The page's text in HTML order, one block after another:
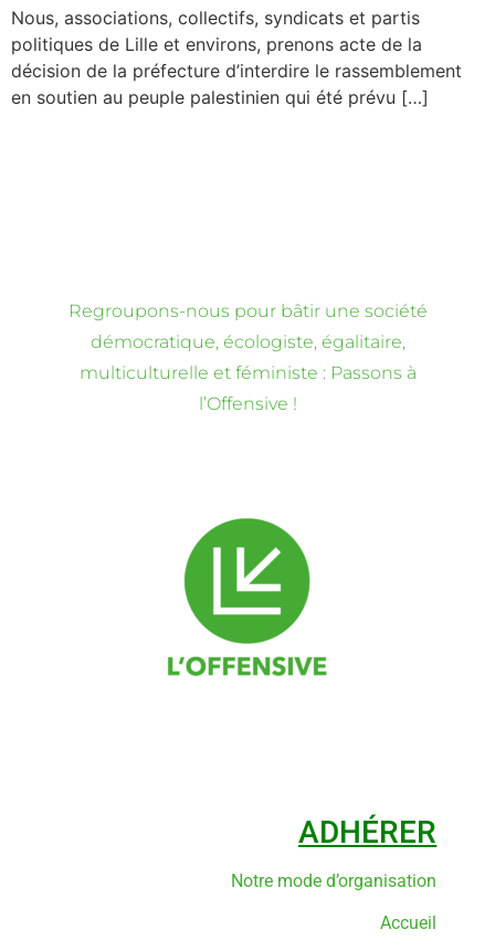
Nous, associations, collectifs, syndicats et partis
politiques de Lille et environs, prenons acte de la
décision de la préfecture d’interdire le rassemblement
en soutien au peuple palestinien qui été prévu […]
Regroupons-nous pour bâtir une société
démocratique, écologiste, égalitaire,
multiculturelle et féministe : Passons à
l’Offensive !
ADHÉRER
Notre mode d’organisation
Accueil